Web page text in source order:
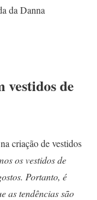
da Danna
vestidos de
criação de vestidos
os vestidos de
Portanto, é
as tendências são